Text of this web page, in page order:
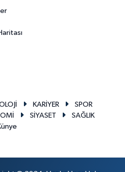
KARİYER
SPOR
SİYASET
SAĞLIK